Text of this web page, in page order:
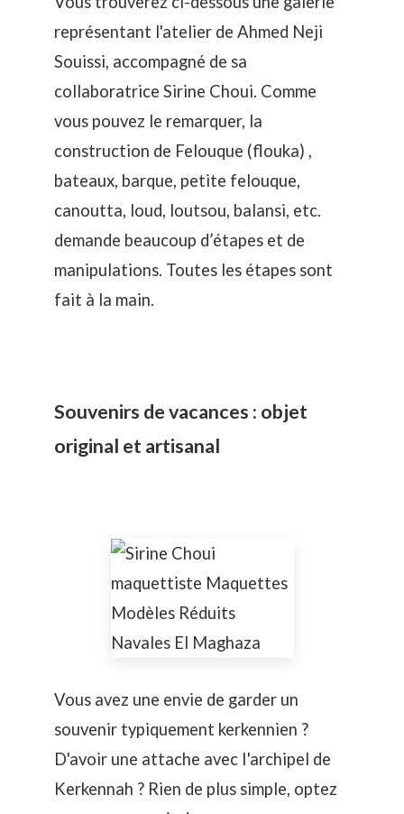
représentant l'atelier de Ahmed Neji
Souissi, accompagné de sa
collaboratrice Sirine Choui. Comme
vous pouvez le remarquer, la
construction de Felouque (flouka) ,
bateaux, barque, petite felouque,
canoutta, loud, loutsou, balansi, etc.
demande beaucoup d’étapes et de
manipulations. Toutes les étapes sont
fait à la main.
Souvenirs de vacances : objet
original et artisanal
Vous avez une envie de garder un
souvenir typiquement kerkennien ?
D'avoir une attache avec I'archipel de
Kerkennah ? Rien de plus simple, optez